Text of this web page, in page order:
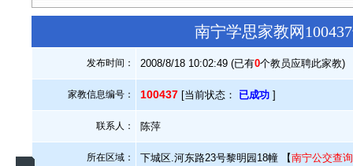
南宁学思家教网
发布时间： 2008/8/18 10:02:49 (已有0个教员应聘此家教)
家教信息编号： 100437 [当前状态： 已成功 ]
联系人： 陈萍
所在区域： 下城区.河东路23号黎明园18幢 【南宁公交查询